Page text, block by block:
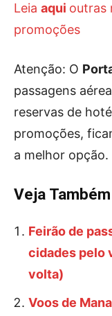
Leia aqui outras
promoções
Atenção: O
passagens
reservas de
promoções,
a melhor opção.
Veja Também
Feirão de
cidades pelo
volta)
Voos de